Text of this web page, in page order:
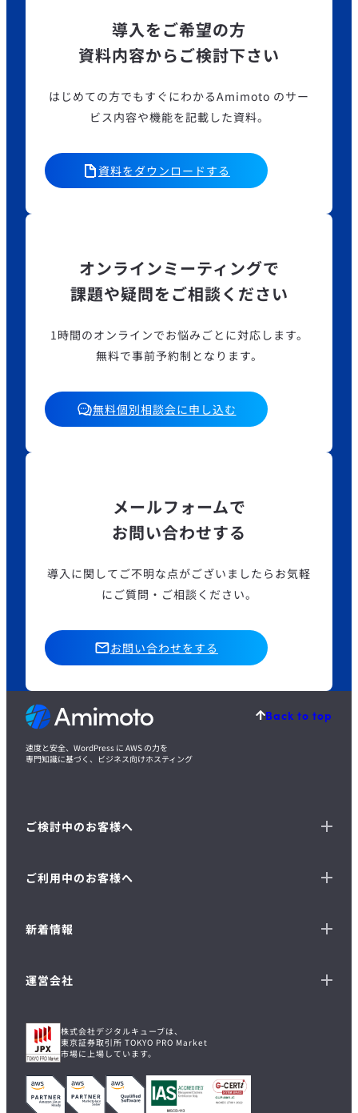
導入をご希望の方
資料内容からご検討下さい
はじめての方でもすぐにわかるAmimoto のサー
ビス内容や機能を記載した資料。
資料をダウンロードする
オンラインミーティングで
課題や疑問をご相談ください
1時間のオンラインでお悩みごとに対応します。
無料で事前予約制となります。
無料個別相談会に申し込む
メールフォームで
お問い合わせする
導入に関してご不明な点がございましたら お気軽
にご質問・ご相談ください。
お問い合わせをする
Back to top
速度と安全、WordPress に AWS の力を
専門知識に基づく、ビジネス向けホスティング
ご検討中のお客様へ
ご利用中のお客様へ
新着情報
運営会社
株式会社デジタルキューブは、
東京証券取引所 TOKYO PRO Market
市場に上場しています。